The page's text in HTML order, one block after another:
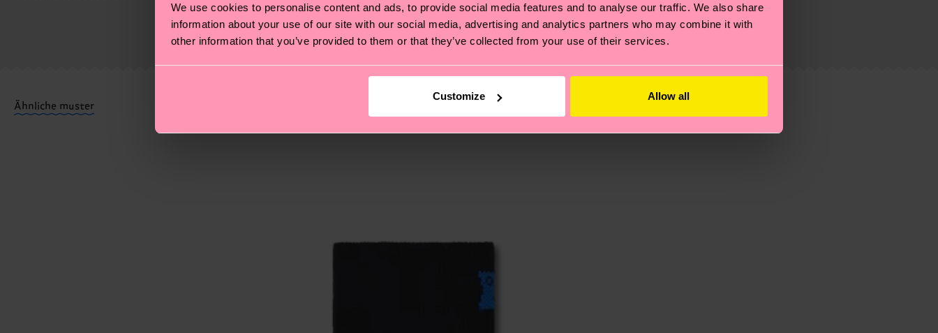
We use cookies to personalise content and ads, to provide social media features and to analyse our traffic. We also share
information about your use of our site with our social media, advertising and analytics partners who may combine it with
other information that you’ve provided to them or that they’ve collected from your use of their services.
Customize Allow all
Socken und VIELES MEHR! Weitere Informationen sowie Tipps und Tricks findest du auf unsererNachhaltigkeitsseite.
Die Lieferzeit hängt vom Zielland der Bestellung ab und unsere länderspezifische Versandübersicht findest duhier . Die Lieferzeit beginnt sobald deine Bestellung
versandt wurde. Bitte bedenke, dass es sich hierbei um einen Richtwert handelt und die genaue Lieferzeit von der lokalen Post in deinem Land abhängt.
Du hast Fragen zu einer Retoure? In unserem Hilfebereich im ArtikelRetourenfindest du die am häufigsten gestellten Fragen.
Ähnliche muster